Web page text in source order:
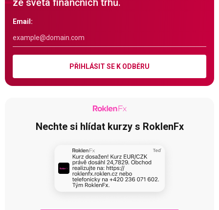
ze světa finančních trhů.
Email:
PŘIHLÁSIT SE K ODBĚRU
Nechte si hlídat kurzy s RoklenFx